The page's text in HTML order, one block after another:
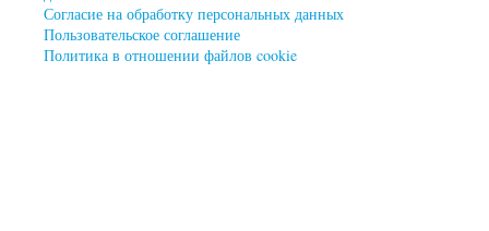
Согласие на обработку персональных данных
Пользовательское соглашение
Политика в отношении файлов cookie